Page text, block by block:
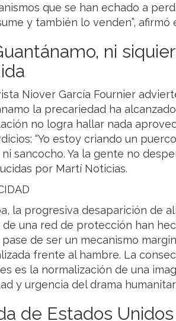
que se han echado a
y también lo venden”,
ni
Niover García Fournier
la precariedad ha
no logra hallar nada
“Yo estoy criando un
sancocho. Ya la gente no
por Martí Noticias.
la progresiva desaparición de
una red de protección han
pase de ser un mecanismo
frente al hambre. La
es la normalización de una
y urgencia del drama
de Estados Unidos